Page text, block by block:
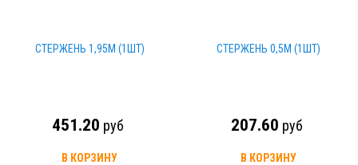
СТЕРЖЕНЬ 1,95М (1ШТ)
451.20 руб
В КОРЗИНУ
СТЕРЖЕНЬ 0,5М (1ШТ)
207.60 руб
В КОРЗИНУ